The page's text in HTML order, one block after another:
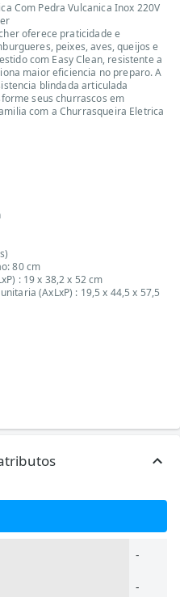
Com Pedra Vulcanica Inox 220V
oferece praticidade e
peixes, aves, queijos e
com Easy Clean, resistente a
maior eficiencia no preparo. A
blindada articulada
seus churrascos em
com a Churrasqueira Eletrica
80 cm
: 19 x 38,2 x 52 cm
(AxLxP) : 19,5 x 44,5 x 57,5
-
-